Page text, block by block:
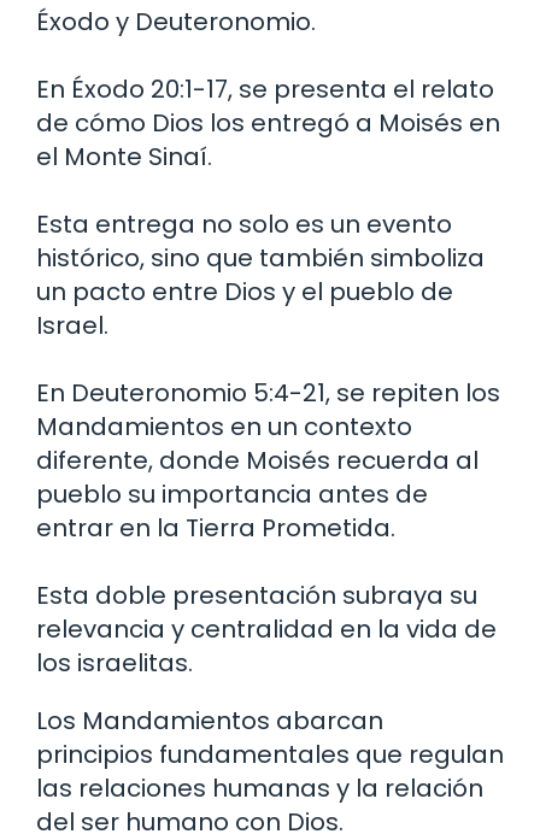
Éxodo y Deuteronomio.
En Éxodo 20:1-17, se presenta el relato
de cómo Dios los entregó a Moisés en
el Monte Sinaí.
Esta entrega no solo es un evento
histórico, sino que también simboliza
un pacto entre Dios y el pueblo de
Israel.
En Deuteronomio 5:4-21, se repiten los
Mandamientos en un contexto
diferente, donde Moisés recuerda al
pueblo su importancia antes de
entrar en la Tierra Prometida.
Esta doble presentación subraya su
relevancia y centralidad en la vida de
los israelitas.
Los Mandamientos abarcan
principios fundamentales que regulan
las relaciones humanas y la relación
del ser humano con Dios.